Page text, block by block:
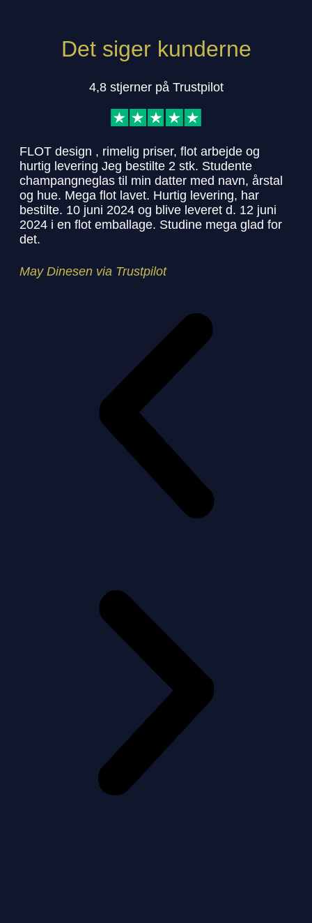
Det siger kunderne
4,8 stjerner på Trustpilot
FLOT design , rimelig priser, flot arbejde og
hurtig levering Jeg bestilte 2 stk. Studente
champangneglas til min datter med navn, årstal
og hue. Mega flot lavet. Hurtig levering, har
bestilte. 10 juni 2024 og blive leveret d. 12 juni
2024 i en flot emballage. Studine mega glad for
det.
May Dinesen via Trustpilot